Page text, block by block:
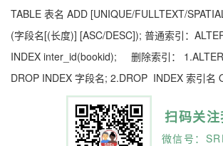
TABLE 表名 ADD [UNIQUE/FULLTEXT/
(字段名[(长度)] [ASC/DESC]); 普通索引：
INDEX inter_id(bookid); 删除索引：
DROP INDEX 字段名; 2.DROP INDEX 索引名
扫码关
微信号：